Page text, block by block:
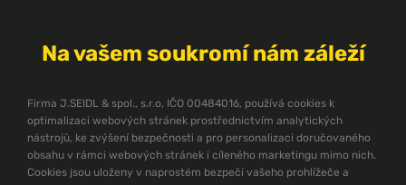
Praha 15 - Hostivař
O pořární ochraně
Protipožární směrnice
Protipožární normy ČSN
Technický zpravodaj
Na vašem soukromí nám záleží
Firma J.SEIDL & spol., s.r.o, IČO 00484016, používá cookies k
optimalizaci webových stránek prostřednictvím analytických
nástrojů, ke zvýšení bezpečnosti a pro personalizaci doručovaného
obsahu v rámci webových stránek i cíleného marketingu mimo nich.
Cookies jsou uloženy v naprostém bezpečí vašeho prohlížeče a